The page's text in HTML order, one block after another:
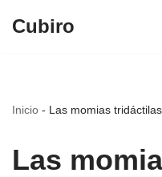
Cubiro
Inicio - Las momias
Las